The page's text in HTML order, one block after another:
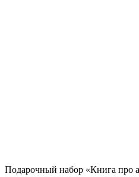
Подарочный набор «Книга про